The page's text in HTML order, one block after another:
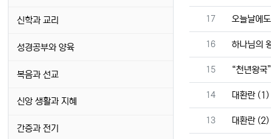
번호
17 오늘날에
번호
16 하나님의
번호
15 “천년왕
번호
14 대환란
번호
13 대환란
신학과 교리
성경공부와 양육
복음과 선교
신앙 생활과 지혜
간증과 전기